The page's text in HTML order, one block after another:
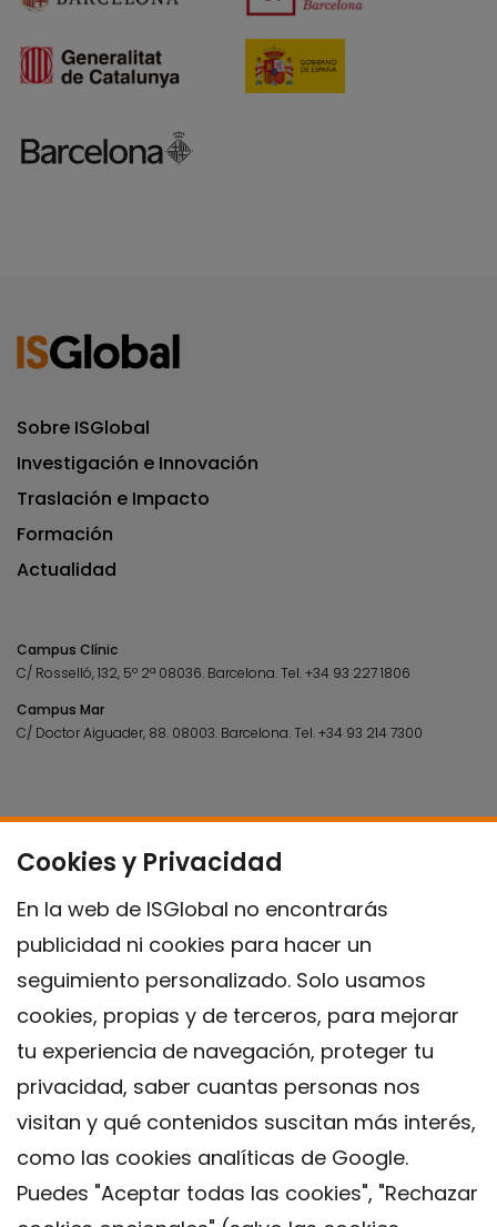
Cookies y Privacidad
En la web de ISGlobal no encontrarás
publicidad ni cookies para hacer un
seguimiento personalizado. Solo usamos
cookies, propias y de terceros, para mejorar
tu experiencia de navegación, proteger tu
privacidad, saber cuantas personas nos
visitan y qué contenidos suscitan más interés,
como las cookies analíticas de Google.
Puedes "Aceptar todas las cookies", "Rechazar
Sobre ISGlobal
Investigación e Innovación
Traslación e Impacto
Formación
Actualidad
Campus Clínic
C/ Rosselló, 132, 5º 2ª 08036. Barcelona.Tel.+34 93 227 1806
Campus Mar
C/ Doctor Aiguader, 88. 08003. Barcelona.Tel.+34 93 214 7300